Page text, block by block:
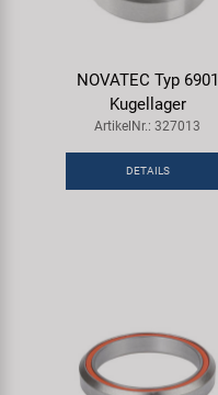
NOVATEC Typ 6901
Kugellager
ArtikelNr.: 327013
DETAILS